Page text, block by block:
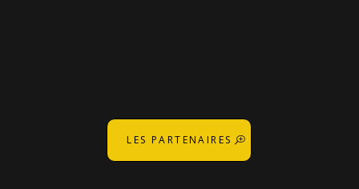
LES PARTENAIRES